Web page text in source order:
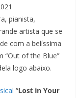
pianista,
artista que se
com a belíssima
“Out of the Blue”
logo abaixo.
“Lost in Your